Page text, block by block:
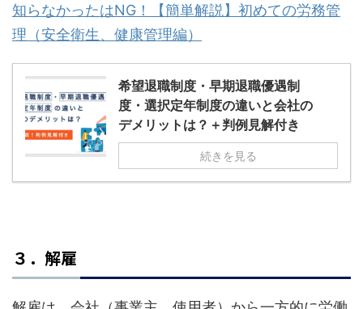
知らなかったはNG！【簡単解説】初めての労務管
理（安全衛生、健康管理編）
希望退職制度・早期退職優遇制
度・選択定年制度の違いと会社の
デメリットは？＋判例見解付き
続きを見る
３．解雇